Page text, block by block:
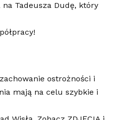
na Tadeusza Dudę, który
ostrożności i
mają na celu szybkie i